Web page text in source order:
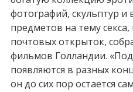
фотографий, скульптур
предметов на тему
почтовых открыток,
фильмов Голландии.
появляются в разных
он до сих пор остается